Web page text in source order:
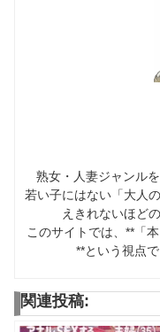
熟女・人妻ジャンル
若い子にはない「大人
えきれないほど
このサイトでは、**「
**という視点
関連投稿: